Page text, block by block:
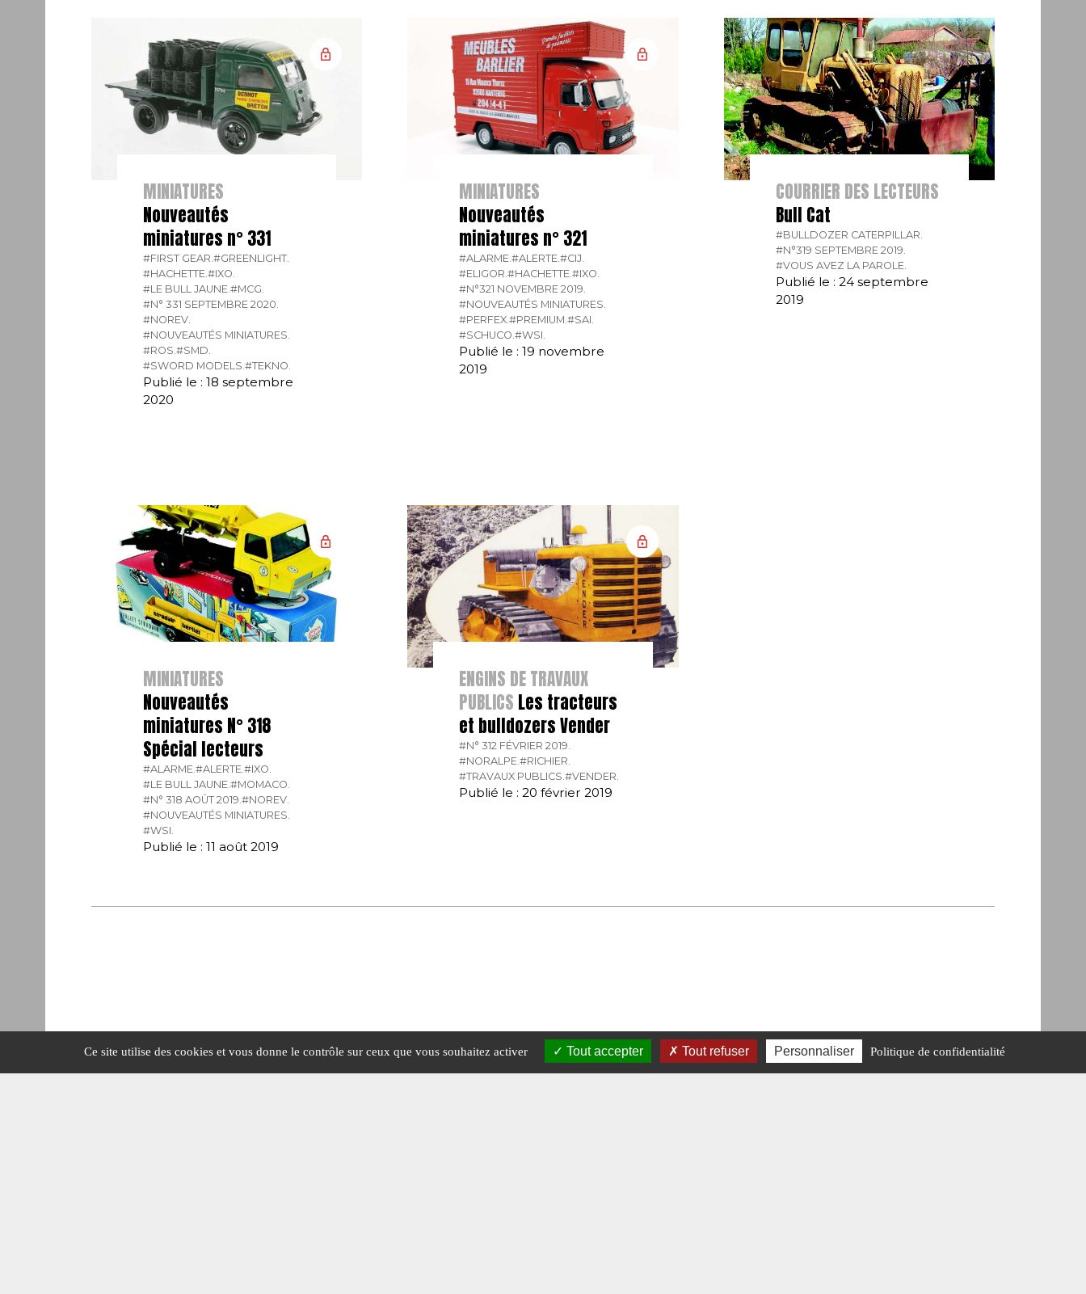
MINIATURES
Nouveautés
miniatures n° 331
#FIRST GEAR.#GREENLIGHT.
#HACHETTE.#IXO.
#LE BULL JAUNE.#MCG.
#N° 331 SEPTEMBRE 2020.
#NOREV.
#NOUVEAUTÉS MINIATURES.
#ROS.#SMD.
#SWORD MODELS.#TEKNO.
Publié le : 18 septembre
2020
MINIATURES
Nouveautés
miniatures n° 321
#ALARME.#ALERTE.#CIJ.
#ELIGOR.#HACHETTE.#IXO.
#N°321 NOVEMBRE 2019.
#NOUVEAUTÉS MINIATURES.
#PERFEX.#PREMIUM.#SAI.
#SCHUCO.#WSI.
Publié le : 19 novembre
2019
COURRIER DES LECTEURS
Bull Cat
#BULLDOZER CATERPILLAR.
#N°319 SEPTEMBRE 2019.
#VOUS AVEZ LA PAROLE.
Publié le : 24 septembre
2019
MINIATURES
Nouveautés
miniatures N° 318
Spécial lecteurs
#ALARME. #ALERTE. #IXO.
#LE BULL JAUNE. #MOMACO.
#N° 318 AOÛT 2019. #NOREV.
#NOUVEAUTÉS MINIATURES.
#WSI.
Publié le : 11 août 2019
ENGINS DE TRAVAUX
PUBLICS Les tracteurs
et bulldozers Vender
#N° 312 FÉVRIER 2019.
#NORALPE.#RICHIER.
#TRAVAUX PUBLICS.#VENDER.
Publié le : 20 février 2019
Ce site utilise des cookies et vous donne le contrôle sur ceux que vous souhaitez activer Tout accepter Tout refuser Personnaliser Politique de confidentialité